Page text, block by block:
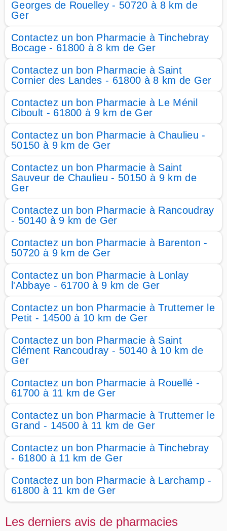
Georges de Rouelley - 50720 à 8 km de
Ger
Contactez un bon Pharmacie à Tinchebray
Bocage - 61800 à 8 km de Ger
Contactez un bon Pharmacie à Saint
Cornier des Landes - 61800 à 8 km de Ger
Contactez un bon Pharmacie à Le Ménil
Ciboult - 61800 à 9 km de Ger
Contactez un bon Pharmacie à Chaulieu -
50150 à 9 km de Ger
Contactez un bon Pharmacie à Saint
Sauveur de Chaulieu - 50150 à 9 km de
Ger
Contactez un bon Pharmacie à Rancoudray
- 50140 à 9 km de Ger
Contactez un bon Pharmacie à Barenton -
50720 à 9 km de Ger
Contactez un bon Pharmacie à Lonlay
l'Abbaye - 61700 à 9 km de Ger
Contactez un bon Pharmacie à Truttemer le
Petit - 14500 à 10 km de Ger
Contactez un bon Pharmacie à Saint
Clément Rancoudray - 50140 à 10 km de
Ger
Contactez un bon Pharmacie à Rouellé -
61700 à 11 km de Ger
Contactez un bon Pharmacie à Truttemer le
Grand - 14500 à 11 km de Ger
Contactez un bon Pharmacie à Tinchebray
- 61800 à 11 km de Ger
Contactez un bon Pharmacie à Larchamp -
61800 à 11 km de Ger
Les derniers avis de pharmacies